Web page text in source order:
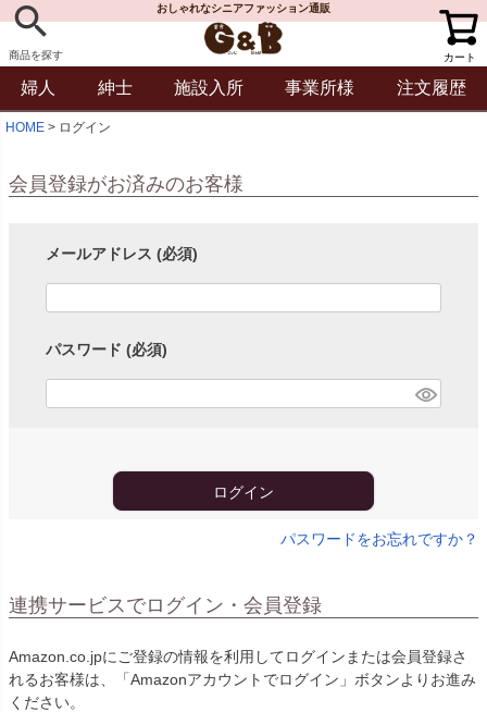
商品を探す
おしゃれなシニアファッション通販
カート
婦人 紳士 施設入所 事業所様 注文履歴
HOME ログイン
会員登録がお済みのお客様
メールアドレス (必須)
パスワード (必須)
ログイン
パスワードをお忘れですか？
連携サービスでログイン・会員登録
Amazon.co.jpにご登録の情報を利用してログインまたは会員登録さ
れるお客様は、「Amazonアカウントでログイン」ボタンよりお進み
ください。